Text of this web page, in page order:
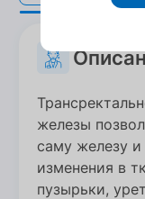
железы
саму железу
изменения в
пузырьки,